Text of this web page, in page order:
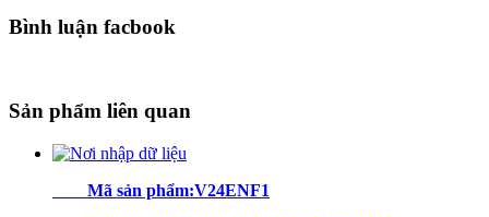
Bình luận facbook
Sản phẩm liên quan
Mã sản phẩm:V24ENF1